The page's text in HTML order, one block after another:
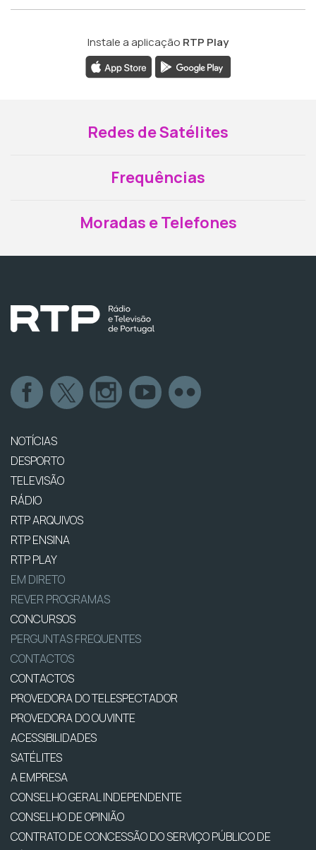
Instale a aplicação RTP Play
Redes de Satélites
Frequências
Moradas e Telefones
NOTÍCIAS
DESPORTO
TELEVISÃO
RÁDIO
RTP ARQUIVOS
RTP ENSINA
RTP PLAY
EM DIRETO
REVER PROGRAMAS
CONCURSOS
PERGUNTAS FREQUENTES
CONTACTOS
CONTACTOS
PROVEDORA DO TELESPECTADOR
PROVEDORA DO OUVINTE
ACESSIBILIDADES
SATÉLITES
A EMPRESA
CONSELHO GERAL INDEPENDENTE
CONSELHO DE OPINIÃO
CONTRATO DE CONCESSÃO DO SERVIÇO PÚBLICO DE